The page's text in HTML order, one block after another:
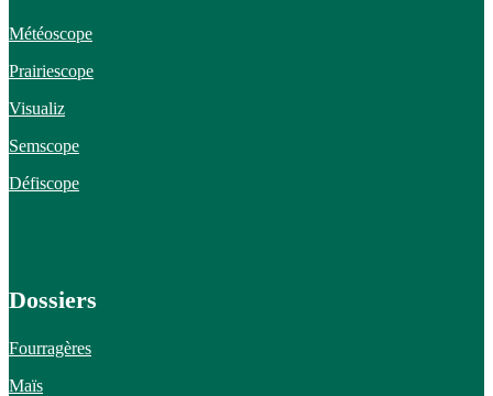
Météoscope
Prairiescope
Visualiz
Semscope
Défiscope
Dossiers
Fourragères
Maïs